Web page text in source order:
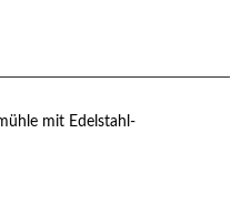
mit Edelstahl-